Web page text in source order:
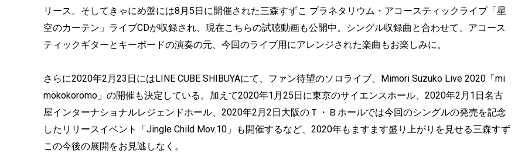
リース。そしてきゃにめ盤には8月5日に開催された三森すずこ プラネタリウム・アコースティックライブ「星
空のカーテン」ライブCDが収録され、現在こちらの試聴動画も公開中。シングル収録曲と合わせて、アコース
ティックギターとキーボードの演奏の元、今回のライブ用にアレンジされた楽曲もお楽しみに。
さらに2020年2月23日にはLINE CUBE SHIBUYAにて、ファン待望のソロライブ、Mimori Suzuko Live 2020「mi
mokokoromo」の開催も決定している。加えて2020年1月25日に東京のサイエンスホール、2020年2月1日名古
屋インターナショナルレジェンドホール、2020年2月2日大阪のＴ・Ｂホールでは今回のシングルの発売を記念
したリリースイベント「Jingle Child Mov.10」も開催するなど、2020年もますます盛り上がりを見せる三森すず
この今後の展開をお見逃しなく。